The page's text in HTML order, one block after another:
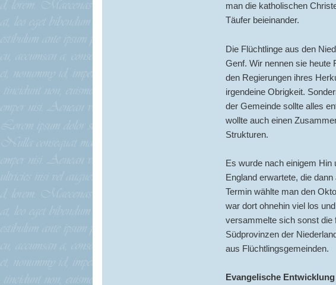
man die katholischen
Täufer beieinander.
Die Flüchtlinge aus den
Genf. Wir nennen sie heute
den Regierungen ihres
irgendeine Obrigkeit.
der Gemeinde sollte alles
wollte auch einen
Strukturen.
Es wurde nach einigem Hin
England erwartete, die
Termin wählte man den
war dort ohnehin viel los
versammelte sich sonst die
Südprovinzen der
aus Flüchtlingsgemeinden.
Evangelische Entwicklung